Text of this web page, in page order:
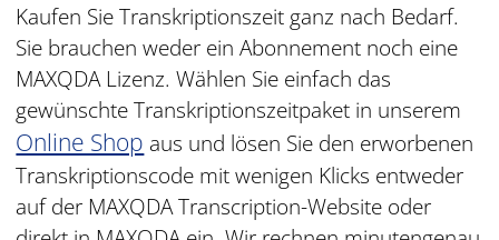
Kaufen Sie Transkriptionszeit ganz nach Bedarf.
Sie brauchen weder ein Abonnement noch eine
MAXQDA Lizenz. Wählen Sie einfach das
gewünschte Transkriptionszeitpaket in unserem
Online Shop aus und lösen Sie den erworbenen
Transkriptionscode mit wenigen Klicks entweder
auf der MAXQDA Transcription-Website oder